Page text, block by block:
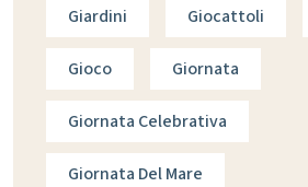
Giardini Giocattoli
Gioco Giornata
Giornata Celebrativa
Giornata Del Mare